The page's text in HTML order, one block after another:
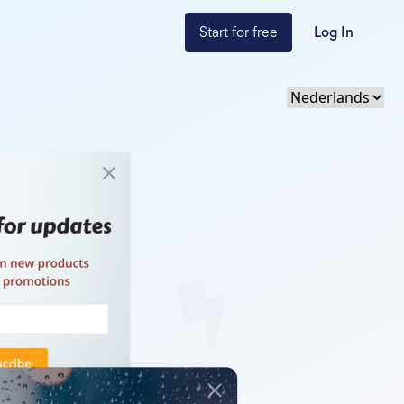
Start for free Log In